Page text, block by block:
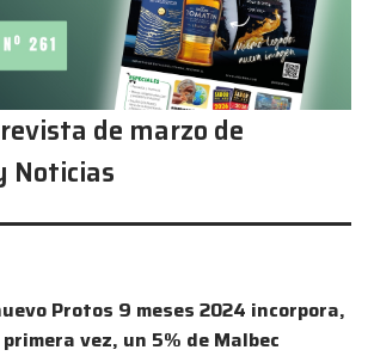
Protos 9 meses 2024 incorpora,
vez, un 5% de Malbec
de marzo de
Noticias